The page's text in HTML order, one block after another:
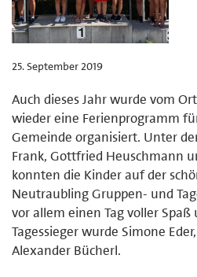
25. September 2019
Auch dieses Jahr wurde vom
wieder eine Ferienprogramm
Gemeinde organisiert. Unter
Frank, Gottfried Heuschmann
konnten die Kinder auf der
Neutraubling Gruppen- und
vor allem einen Tag voller Spaß
Tagessieger wurde Simone
Alexander Bücherl.